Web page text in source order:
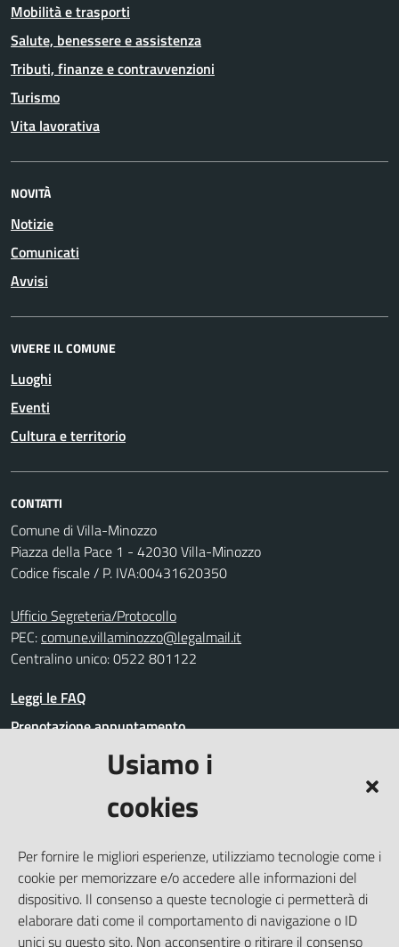
Usiamo i
cookies
Per fornire le migliori esperienze, utilizziamo tecnologie come i
cookie per memorizzare e/o accedere alle informazioni del
dispositivo. Il consenso a queste tecnologie ci permetterà di
elaborare dati come il comportamento di navigazione o ID
unici su questo sito. Non acconsentire o ritirare il consenso
Mobilità e trasporti
Salute, benessere e assistenza
Tributi, finanze e contravvenzioni
Turismo
Vita lavorativa
NOVITÀ
Notizie
Comunicati
Avvisi
VIVERE IL COMUNE
Luoghi
Eventi
Cultura e territorio
CONTATTI
Comune di Villa-Minozzo
Piazza della Pace 1 - 42030 Villa-Minozzo
Codice fiscale / P. IVA:00431620350
Ufficio Segreteria/Protocollo
PEC:comune.villaminozzo@legalmail.it
Centralino unico: 0522 801122
Leggi le FAQ
Prenotazione appuntamento
Segnalazione disservizio
Amministrazione trasparente
Whistleblowing
Dichiarazione di accessibilità
Note legali